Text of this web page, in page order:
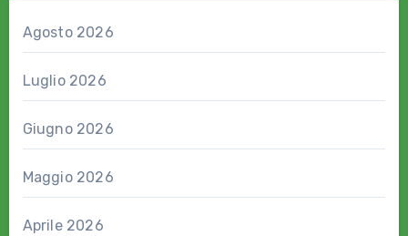
Agosto 2026
Luglio 2026
Giugno 2026
Maggio 2026
Aprile 2026